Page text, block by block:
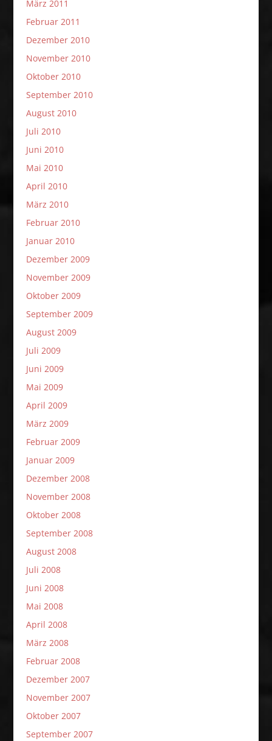
März 2011
Februar 2011
Dezember 2010
November 2010
Oktober 2010
September 2010
August 2010
Juli 2010
Juni 2010
Mai 2010
April 2010
März 2010
Februar 2010
Januar 2010
Dezember 2009
November 2009
Oktober 2009
September 2009
August 2009
Juli 2009
Juni 2009
Mai 2009
April 2009
März 2009
Februar 2009
Januar 2009
Dezember 2008
November 2008
Oktober 2008
September 2008
August 2008
Juli 2008
Juni 2008
Mai 2008
April 2008
März 2008
Februar 2008
Dezember 2007
November 2007
Oktober 2007
September 2007